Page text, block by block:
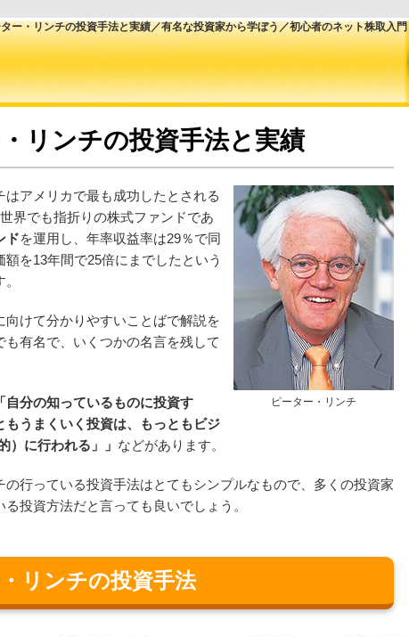
ー・リンチの投資手法と実績／有名な投資家から学ぼう／初心者のネット株取入門
リンチの投資手法と実績
ピーター・リンチ
はアメリカで最も成功したとされる
界でも指折りの株式ファンドであ
ドを運用し、年率収益率は29％で同
額を13年間で25倍にまでしたという
向けて分かりやすいことばで解説を
も有名で、いくつかの名言を残して
自分の知っているものに投資す
もうまくいく投資は、もっともビジ
）に行われる
」 などがあります。
の行っている投資手法はとてもシンプルなもので、多くの投資家
投資方法だと言っても良いでしょう。
リンチの投資手法